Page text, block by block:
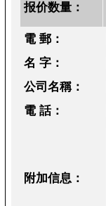
报价数量：
電 郵：
名 字：
公司名稱：
電 話：
附加信息：